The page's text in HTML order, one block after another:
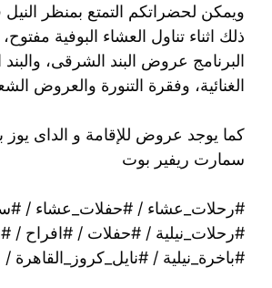
ويمكن لحضراتكم التمتع بمنظر
ذلك اثناء تناول العشاء البوفية
البرنامج عروض البند الشرقى، والبند
الغنائية، وفقرة التنورة والعروض
كما يوجد عروض للإقامة و الداى يوز
سمارت ريفير بوت
#رحلات_عشاء / #حفلات_عشاء /
#رحلات_نيلية / #حفلات / #افراح /
#باخرة_نيلية / #نايل_كروز_القاهرة /